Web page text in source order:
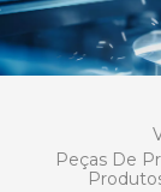
Peças De